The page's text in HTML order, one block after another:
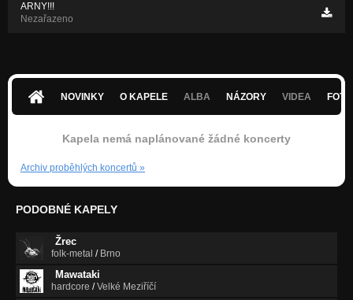
ARNY!!!
Nezařazeno
NOVINKY O KAPELE ALBA NÁZORY VIDEA
Kapela nemá naplánované žádné koncerty
Archiv proběhlých koncertů »
PODOBNÉ KAPELY
Žrec
folk-metal / Brno
Mawataki
hardcore /Velké Meziříčí